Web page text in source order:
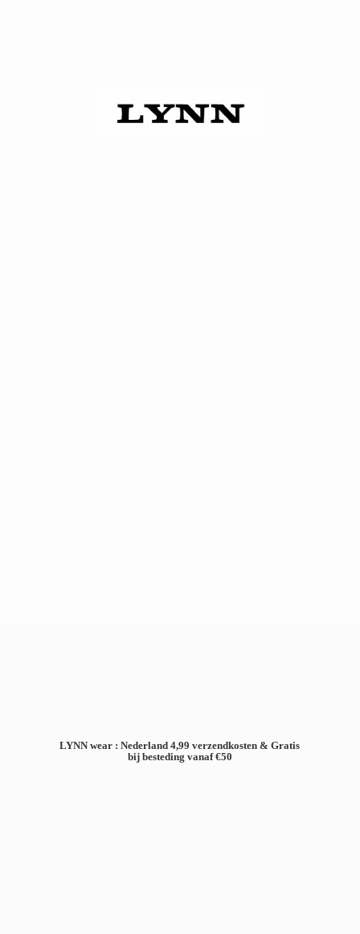
LYNN wear : Nederland 4,99 verzendkosten & Gratis
bij besteding vanaf €50